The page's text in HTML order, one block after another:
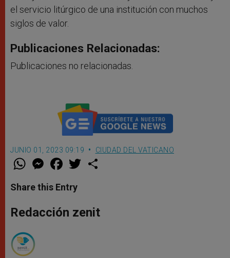
el servicio litúrgico de una institución con muchos
siglos de valor.
Publicaciones Relacionadas:
Publicaciones no relacionadas.
JUNIO 01, 2023 09:19 CIUDAD DEL VATICANO
W
t
s
p
p
M
e
s
e
g
e
F
a
e
b
o
k
w
r
Share this Entry
Redacción zenit